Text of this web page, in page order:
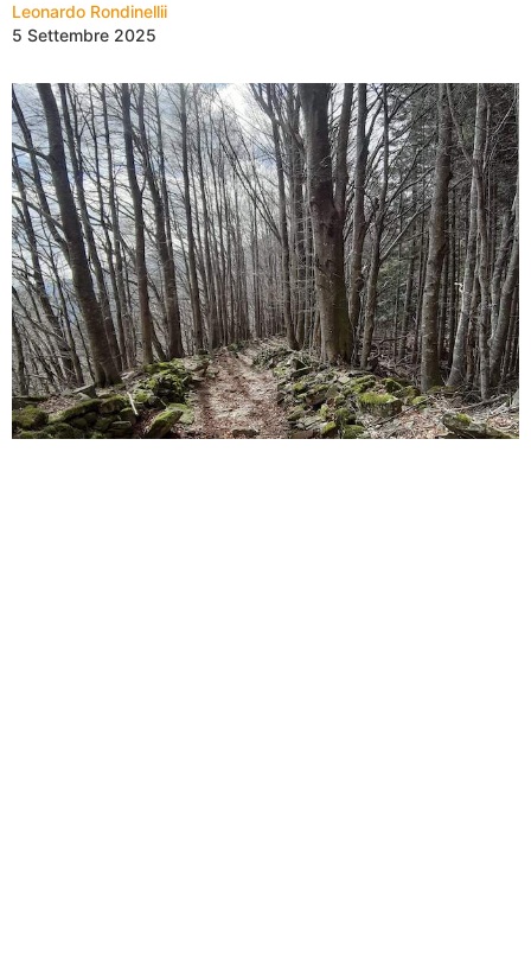
Leonardo Rondinellii
5 Settembre 2025